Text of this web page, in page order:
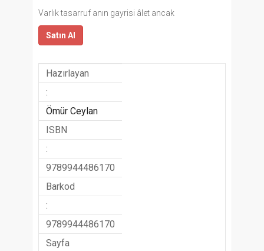
Varlık tasarruf anın gayrisi âlet ancak
Satın Al
Hazırlayan
:
Ömür Ceylan
ISBN
:
9789944486170
Barkod
:
9789944486170
Sayfa